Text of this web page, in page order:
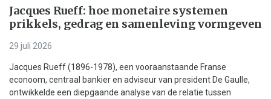
Jacques Rueff: hoe monetaire systemen
prikkels, gedrag en samenleving vormgeven
29 juli 2026
Jacques Rueff (1896-1978), een vooraanstaande Franse
econoom, centraal bankier en adviseur van president De Gaulle,
ontwikkelde een diepgaande analyse van de relatie tussen